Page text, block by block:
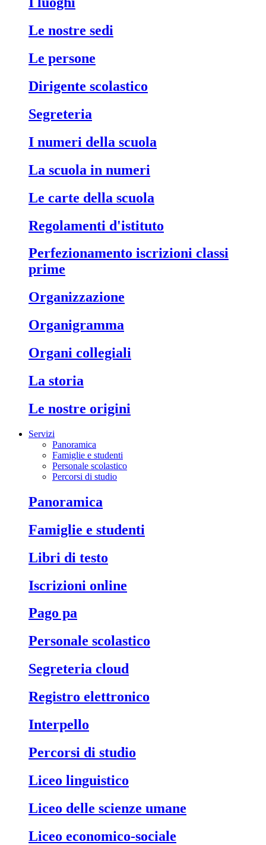
le nostre sedi
le persone
dirigente scolastico
segreteria
i numeri della scuola
la scuola in numeri
le carte della scuola
regolamenti d'istituto
perfezionamento iscrizioni classi
prime
organizzazione
organigramma
organi collegiali
la storia
le nostre origini
Servizi
Panoramica
Famiglie e studenti
Personale scolastico
Percorsi di studio
panoramica
famiglie e studenti
libri di testo
iscrizioni online
pago pa
personale scolastico
segreteria cloud
registro elettronico
interpello
percorsi di studio
liceo linguistico
liceo delle scienze umane
liceo economico-sociale